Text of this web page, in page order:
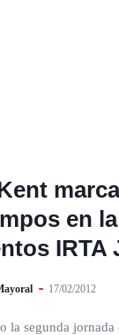
en
IRTA
17/02/2012
la segunda